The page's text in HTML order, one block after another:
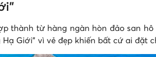
thành từ hàng ngàn hòn đảo san
Giới” vì vẻ đẹp khiến bất cứ ai đặt